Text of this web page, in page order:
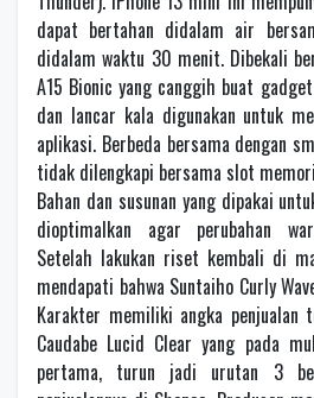
dapat bertahan didalam air
didalam waktu 30 menit. Dibekali
A15 Bionic yang canggih buat
dan lancar kala digunakan untuk
aplikasi. Berbeda bersama dengan
tidak dilengkapi bersama slot
Bahan dan susunan yang dipakai
dioptimalkan agar perubahan
Setelah lakukan riset kembali di
mendapati bahwa Suntaiho Curly
Karakter memiliki angka penjualan
Caudabe Lucid Clear yang pada
pertama, turun jadi urutan 3